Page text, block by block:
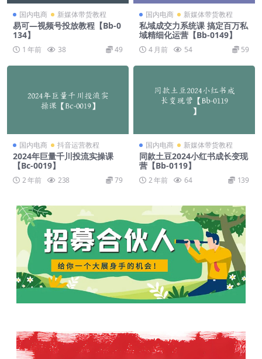
国内电商 新媒体带货教程
易可—视频号投放教程【Bb-0
134】
1 年前 38 49
国内电商 新媒体带货教程
私域成交力系统课 搞定百万私
域精细化运营【Bb-0149】
4 月前 54 59
国内电商 抖音运营教程
2024年巨量千川投流实操课
【Bc-0019】
2 年前 238 79
国内电商 新媒体带货教程
同款土豆2024小红书成长变现
营【Bb-0119】
2 年前 64 139